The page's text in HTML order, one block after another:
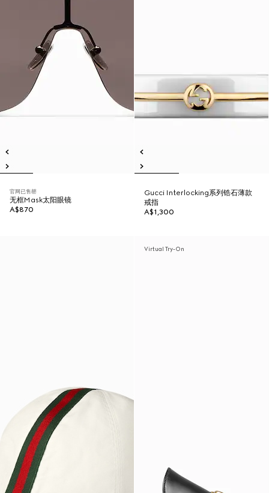
官网已售罄
无框Mask太阳眼镜
A$870
Gucci Interlocking系列锆石薄款
戒指
A$1,300
Virtual Try-On